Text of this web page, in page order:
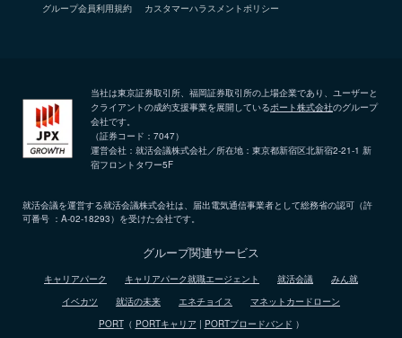
グループ会員利用規約 カスタマーハラスメントポリシー
当社は東京証券取引所、福岡証券取引所の上場企業であり、ユーザーと
クライアントの成約支援事業を展開しているポート株式会社のグループ
会社です。
（証券コード：7047）
運営会社：就活会議株式会社／所在地：東京都新宿区北新宿2-21-1 新
宿フロントタワー5F
就活会議を運営する就活会議株式会社は、届出電気通信事業者として総務省の認可（許
可番号 ：A-02-18293）を受けた会社です。